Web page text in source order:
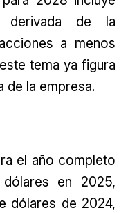
derivada de la
a menos
tema ya figura
de la empresa.
el año completo
en 2025,
dólares de 2024,